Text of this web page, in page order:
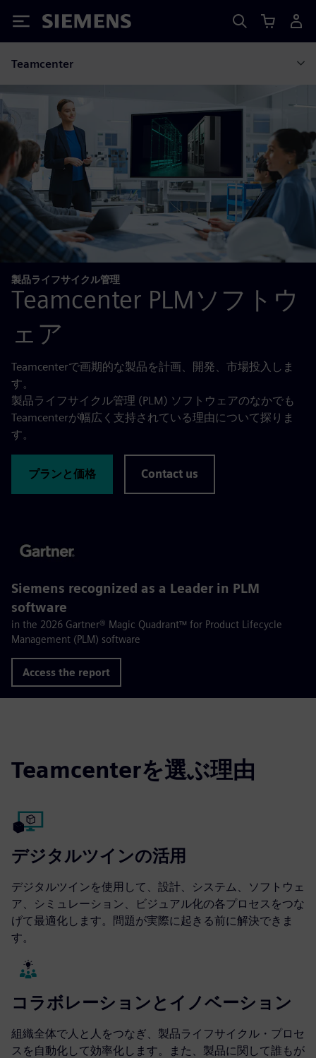
Siemens
Teamcenter
製品ライフサイクル管理
Teamcenter PLMソフトウ
ェア
Teamcenterで画期的な製品を計画、開発、市場投入しま
す。
製品ライフサイクル管理 (PLM) ソフトウェアのなかでも
Teamcenterが幅広く支持されている理由について探りま
す。
プランと価格 Contact us
Siemens recognized as a Leader in PLM
software
in the 2026 Gartner® Magic Quadrant™ for Product Lifecycle
Management (PLM) software
Access the report
Teamcenterを選ぶ理由
デジタルツインの活用
デジタルツインを使用して、設計、システム、ソフトウェ
ア、シミュレーション、ビジュアル化の各プロセスをつな
げて最適化します。問題が実際に起きる前に解決できま
す。
コラボレーションとイノベーション
組織全体で人と人をつなぎ、製品ライフサイクル・プロセ
スを自動化して効率化します。また、製品に関して誰もが